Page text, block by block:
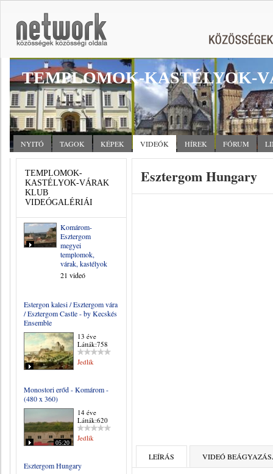
TEMPLOMOK-KASTÉLYOK-
NYITÓ TAGOK KÉPEK VIDEÓK HÍREK FÓRUM
TEMPLOMOK-
KASTÉLYOK-VÁRAK
KLUB
VIDEÓGALÉRIÁI
Komárom-
Esztergom
megyei
templomok,
várak, kastélyok
21 videó
Estergon kalesi / Esztergom vára
/ Esztergom Castle - by Kecskés
Ensemble
13 éve
Látták:758
Jedlik
Monostori erőd - Komárom -
(480 x 360)
05:20
14 éve
Látták:620
Jedlik
Esztergom Hungary
Esztergom Hungary
LEÍRÁS VIDEÓ